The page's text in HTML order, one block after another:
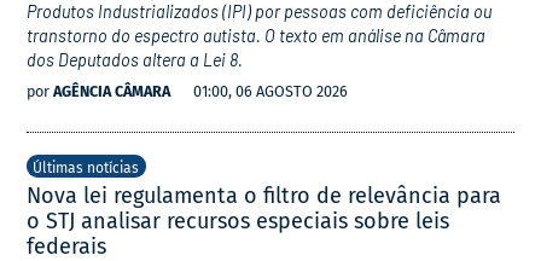
Produtos Industrializados (IPI) por pessoas com deficiência ou
transtorno do espectro autista. O texto em análise na Câmara
dos Deputados altera a Lei 8.
por AGÊNCIA CÂMARA 01:00, 06 AGOSTO 2026
Últimas notícias
Nova lei regulamenta o filtro de relevância para
o STJ analisar recursos especiais sobre leis
federais